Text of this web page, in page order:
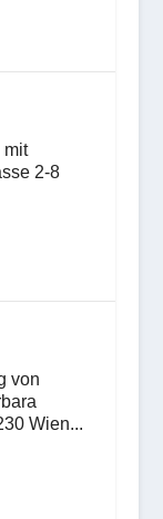
mit
2-8
von
Wien...